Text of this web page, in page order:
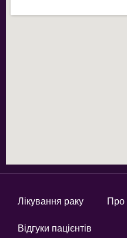
Лікування раку Про
Відгуки пацієнтів